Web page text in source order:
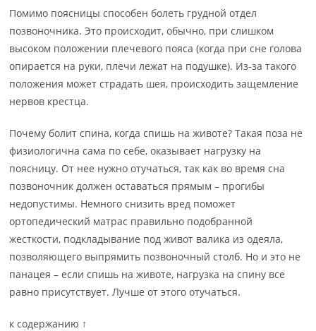
Помимо поясницы способен болеть грудной отдел
позвоночника. Это происходит, обычно, при слишком
высоком положении плечевого пояса (когда при сне голова
опирается на руки, плечи лежат на подушке). Из-за такого
положения может страдать шея, происходить защемление
нервов крестца.
Почему болит спина, когда спишь на животе? Такая поза не
физиологична сама по себе, оказывает нагрузку на
поясницу. От нее нужно отучаться, так как во время сна
позвоночник должен оставаться прямым – прогибы
недопустимы. Немного снизить вред поможет
ортопедический матрас правильно подобранной
жесткости, подкладывание под живот валика из одеяла,
позволяющего выпрямить позвоночный столб. Но и это не
панацея – если спишь на животе, нагрузка на спину все
равно присутствует. Лучше от этого отучаться.
к содержанию ↑